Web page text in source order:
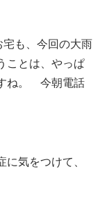
も、今回の大雨
ことは、やっぱ
ね。 今朝電話
気をつけて、